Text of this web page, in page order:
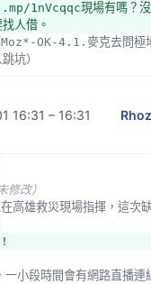
小段時間會有網路直播連
-取消-小段時間會有網路
1nVcqqc現場有嗎？沒
人借。
坑）
16:31 – 16:31
修改）
在高雄救災現場指揮，這次
一小段時間會有網路直播連